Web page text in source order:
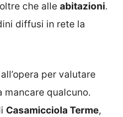
che alle abitazioni.
diffusi in rete la
per valutare
mancare qualcuno.
Casamicciola Terme,